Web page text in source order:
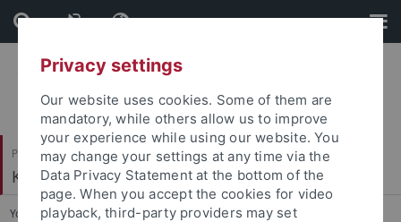
Skip
to
content
Skip
to
footer
Philosophische Fakultät
Koreanistik
You are here: Startseite ... Aktuelles WS 2013-14
Privacy settings
Our website uses cookies. Some of them are
mandatory, while others allow us to improve
your experience while using our website. You
may change your settings at any time via the
Data Privacy Statement at the bottom of the
page. When you accept the cookies for video
playback, third-party providers may set